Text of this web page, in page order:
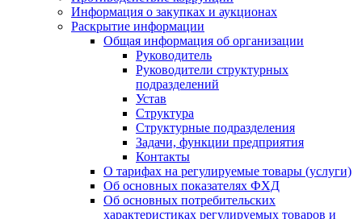
Информация о закупках и аукционах
Раскрытие информации
Общая информация об организации
Руководитель
Руководители структурных
подразделений
Устав
Структура
Структурные подразделения
Задачи, функции предприятия
Контакты
О тарифах на регулируемые товары (услуги)
Об основных показателях ФХД
Об основных потребительских
характеристиках регулируемых товаров и